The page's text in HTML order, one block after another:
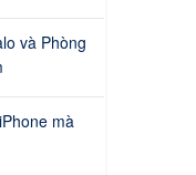
và Phòng
mà